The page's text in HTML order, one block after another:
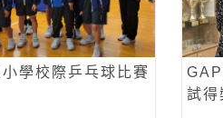
學校際乒乓球比賽
試得